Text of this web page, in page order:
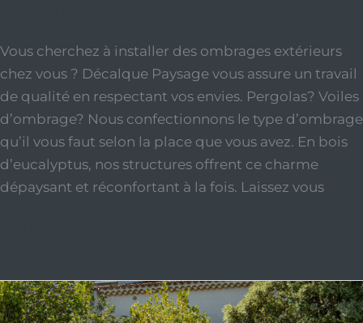
Vous cherchez à installer des ombrages extérieurs
chez vous ? Décalque Paysage vous assure un travail
de qualité en respectant vos envies. Pergolas? Voiles
d’ombrage? Nous confectionnons le type d’ombrage
qu’il vous faut selon la place que vous avez. En bois
d’eucalyptus, nos structures offrent ce charme
dépaysant et réconfortant à la fois. Laissez vous
Pergola
en